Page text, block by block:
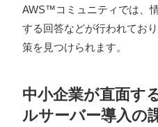
AWS™コミュニティでは、
する回答などが行われてお
策を見つけられます。
中小企業が直面す
ルサーバー導入の